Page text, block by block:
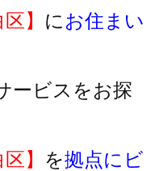
】 に お住まい
ービスをお探
】 を拠点にビ